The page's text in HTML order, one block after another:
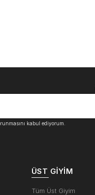
kabul ediyorum.
ÜST GIYIM
Tüm Üst Giyim